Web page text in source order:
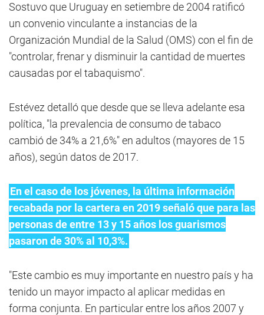
Sostuvo que Uruguay en setiembre de 2004 ratificó
un convenio vinculante a instancias de la
Organización Mundial de la Salud (OMS) con el fin de
"controlar, frenar y disminuir la cantidad de muertes
causadas por el tabaquismo".
Estévez detalló que desde que se lleva adelante esa
política, "la prevalencia de consumo de tabaco
cambió de 34% a 21,6%" en adultos (mayores de 15
años), según datos de 2017.
En el caso de los jóvenes, la última información
recabada por la cartera en 2019 señaló que para las
personas de entre 13 y 15 años los guarismos
pasaron de 30% al 10,3%.
"Este cambio es muy importante en nuestro país y ha
tenido un mayor impacto al aplicar medidas en
forma conjunta. En particular entre los años 2007 y